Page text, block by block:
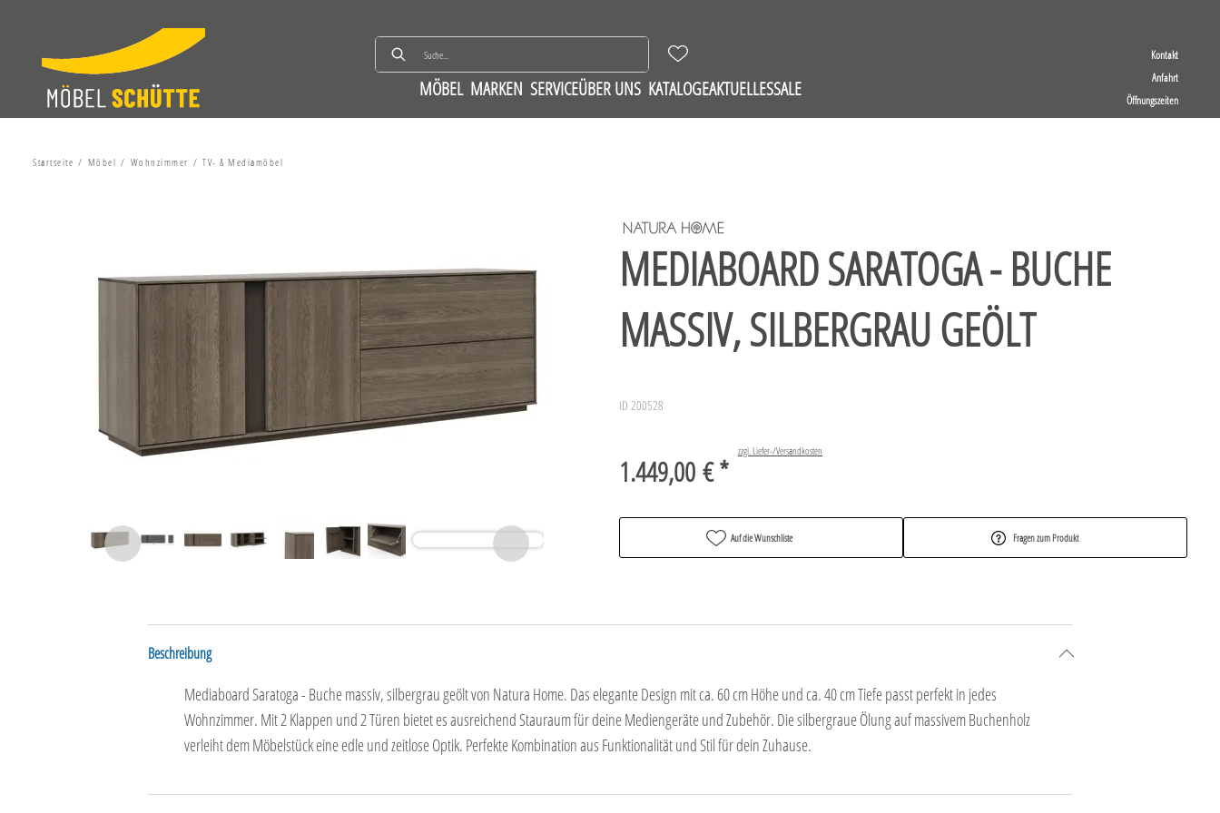
Kontakt
Anfahrt
Öffnungszeiten
MÖBEL MARKEN SERVICEÜBER UNS KATALOGEAKTUELLESSALE
Startseite Möbel Wohnzimmer TV- & Mediamöbel
MEDIABOARD SARATOGA - BUCHE
MASSIV, SILBERGRAU GEÖLT
ID 200528
1.449,00 € *
zzgl. Liefer-/Versandkosten
Auf die Wunschliste Fragen zum Produkt
Beschreibung
Mediaboard Saratoga - Buche massiv, silbergrau geölt von Natura Home. Das elegante Design mit ca. 60 cm Höhe und ca. 40 cm Tiefe passt perfekt in jedes
Wohnzimmer. Mit 2 Klappen und 2 Türen bietet es ausreichend Stauraum für deine Mediengeräte und Zubehör. Die silbergraue Ölung auf massivem Buchenholz
verleiht dem Möbelstück eine edle und zeitlose Optik. Perfekte Kombination aus Funktionalität und Stil für dein Zuhause.